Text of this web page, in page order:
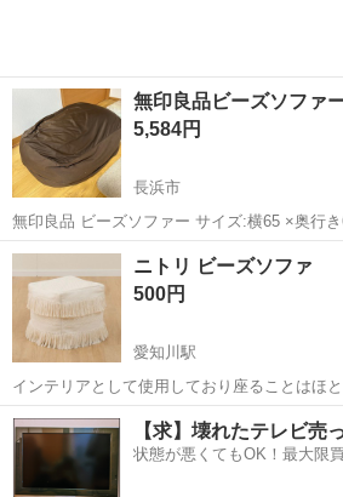
無印良品ビーズソファ
5,584円
長浜市
無印良品 ビーズソファー サイズ:横65 ×奥行き
ウン 使用期間:半年 仕様:ブラウンの表面のカ
価:13,980円 参考程度として4枚目5枚目の写真
ー...
滋賀 長浜市 ソファ 無印良品
ニトリ ビーズソファ
500円
愛知川駅
インテリアとして使用しており座ることはほ
た。 経年による黄ばみ等ありますので、引き
もらえればと思います。 美品ではないこと、
ことをご理解いただける方のみご購入下...
滋賀 愛知郡 愛知川駅
【求】壊れたテレビ売
状態が悪くてもOK！最大限